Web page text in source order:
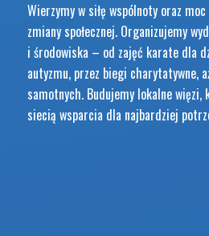
Wierzymy w siłę wspólnoty oraz
zmiany społecznej. Organizujemy
i środowiska – od zajęć karate dla
autyzmu, przez biegi charytatywne,
samotnych. Budujemy lokalne
siecią wsparcia dla najbardziej